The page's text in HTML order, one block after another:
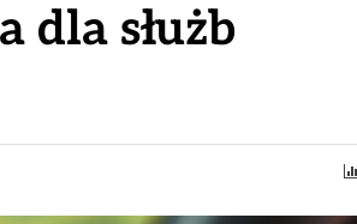
dla służb